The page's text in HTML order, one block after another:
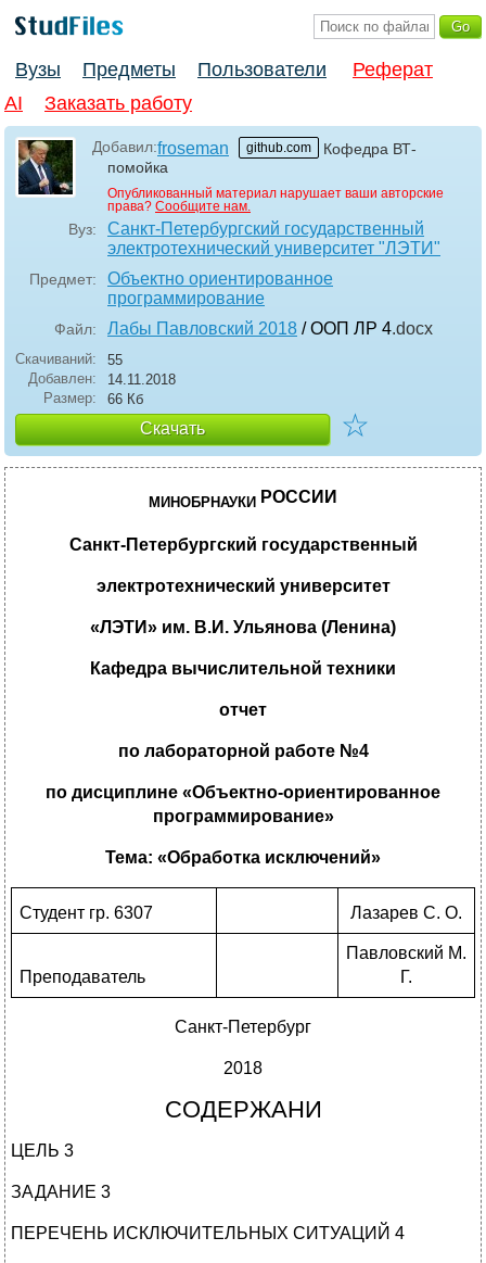
Вузы Предметы Пользователи
Реферат
AI
Заказать работу
Добавил:froseman github.com
Кофедра ВТ-
помойка
Опубликованный материал нарушает ваши авторские
права? Сообщите нам.
Вуз:
Санкт-Петербургский государственный
электротехнический университет "ЛЭТИ"
Предмет:
Объектно ориентированное
программирование
Файл: Лабы Павловский 2018 / ООП ЛР 4.docx
Скачиваний:
55
Добавлен:
14.11.2018
Размер:
66 Кб
Скачать ☆
МИНОБРНАУКИ РОССИИ
Санкт-Петербургский государственный
электротехнический университет
«ЛЭТИ» им. В.И. Ульянова (Ленина)
Кафедра вычислительной техники
отчет
по лабораторной работе №4
по дисциплине «Объектно-ориентированное
программирование»
Тема: «Обработка исключений»
Студент гр. 6307 Лазарев С. О.
Преподаватель
Павловский М.
Г.
Санкт-Петербург
2018
СОДЕРЖАНИ
ЦЕЛЬ 3
ЗАДАНИЕ 3
ПЕРЕЧЕНЬ ИСКЛЮЧИТЕЛЬНЫХ СИТУАЦИЙ 4